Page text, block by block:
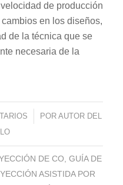
de producción
en los diseños,
de la técnica que se
necesaria de la
PORAUTOR DEL
DE CO GUÍA DE
ASISTIDA POR